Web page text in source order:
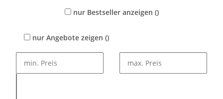
nur Bestseller anzeigen ()
nur Angebote zeigen ()